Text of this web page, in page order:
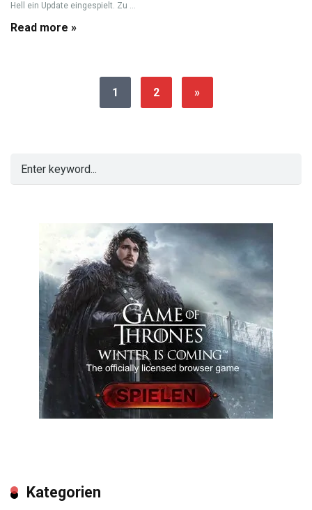
Hell ein Update eingespielt. Zu ...
Read more »
1 2 »
Kategorien